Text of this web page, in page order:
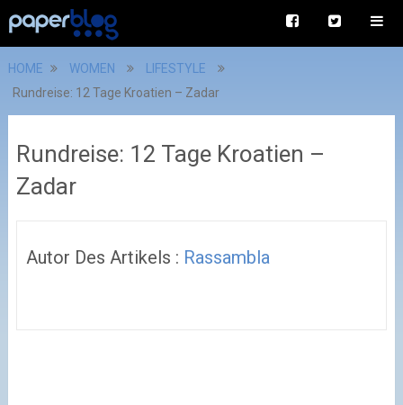
HOME WOMEN
LIFESTYLE
Rundreise: 12 Tage Kroatien – Zadar
Rundreise: 12 Tage Kroatien –
Zadar
Autor Des Artikels : Rassambla